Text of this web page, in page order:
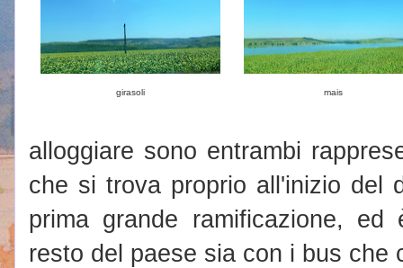
girasoli mais
alloggiare sono entrambi
che si trova proprio all'inizio del
prima grande ramificazione,
resto del paese sia con i bus che